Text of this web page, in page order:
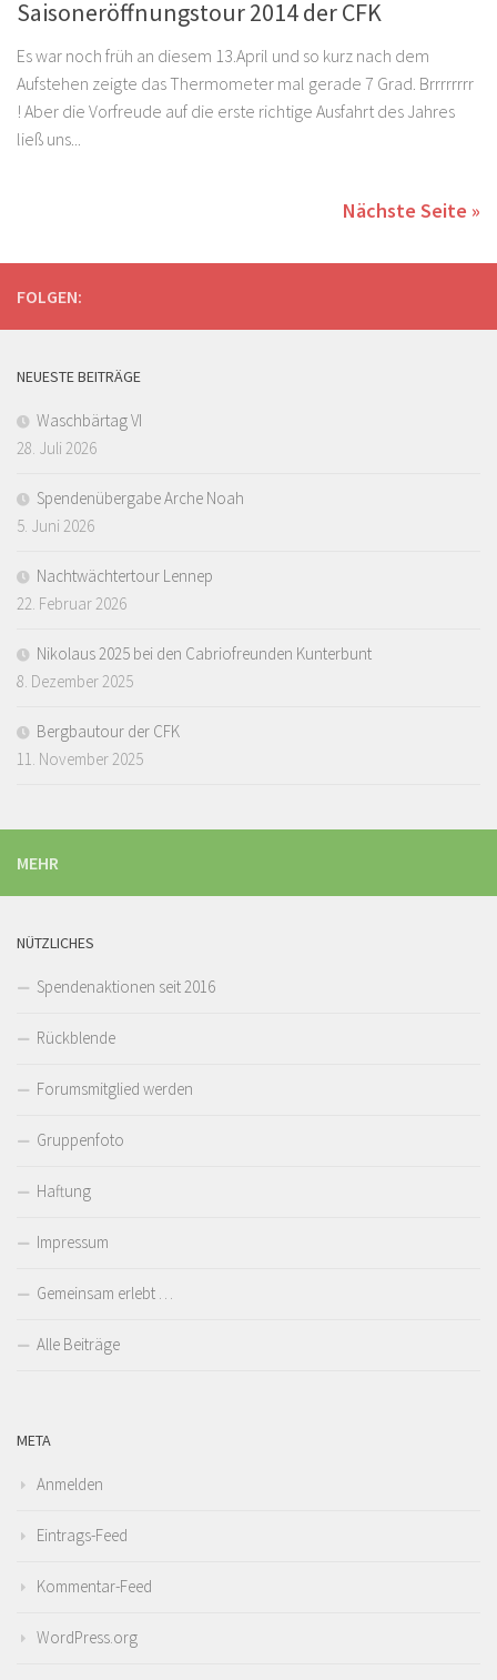
Saisoneröffnungstour 2014 der CFK
Es war noch früh an diesem 13.April und so kurz nach dem
Aufstehen zeigte das Thermometer mal gerade 7 Grad. Brrrrrrrr
! Aber die Vorfreude auf die erste richtige Ausfahrt des Jahres
ließ uns...
Nächste Seite »
FOLGEN:
NEUESTE BEITRÄGE
Waschbärtag VI
28. Juli 2026
Spendenübergabe Arche Noah
5. Juni 2026
Nachtwächtertour Lennep
22. Februar 2026
Nikolaus 2025 bei den Cabriofreunden Kunterbunt
8. Dezember 2025
Bergbautour der CFK
11. November 2025
MEHR
NÜTZLICHES
Spendenaktionen seit 2016
Rückblende
Forumsmitglied werden
Gruppenfoto
Haftung
Impressum
Gemeinsam erlebt …
Alle Beiträge
META
Anmelden
Eintrags-Feed
Kommentar-Feed
WordPress.org